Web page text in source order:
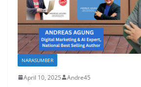
NARASUMBER
April 10, 2025 Andre45